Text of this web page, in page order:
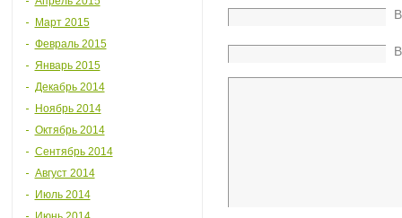
Март 2015
Февраль 2015
Январь 2015
Декабрь 2014
Ноябрь 2014
Октябрь 2014
Сентябрь 2014
Август 2014
Июль 2014